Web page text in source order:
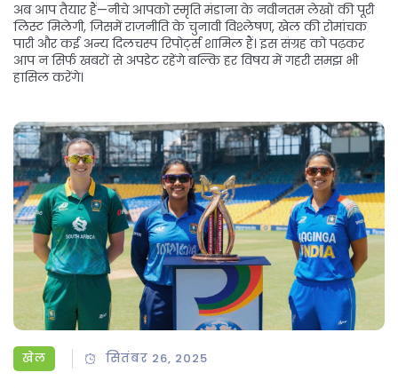
अब आप तैयार हैं—नीचे आपको स्मृति मंडाना के नवीनतम लेखों की पूरी
लिस्ट मिलेगी, जिसमें राजनीति के चुनावी विश्लेषण, खेल की रोमांचक
पारी और कई अन्य दिलचस्प रिपोर्ट्स शामिल हैं। इस संग्रह को पढ़कर
आप न सिर्फ खबरों से अपडेट रहेंगे बल्कि हर विषय में गहरी समझ भी
हासिल करेंगे।
खेल सितंबर 26, 2025